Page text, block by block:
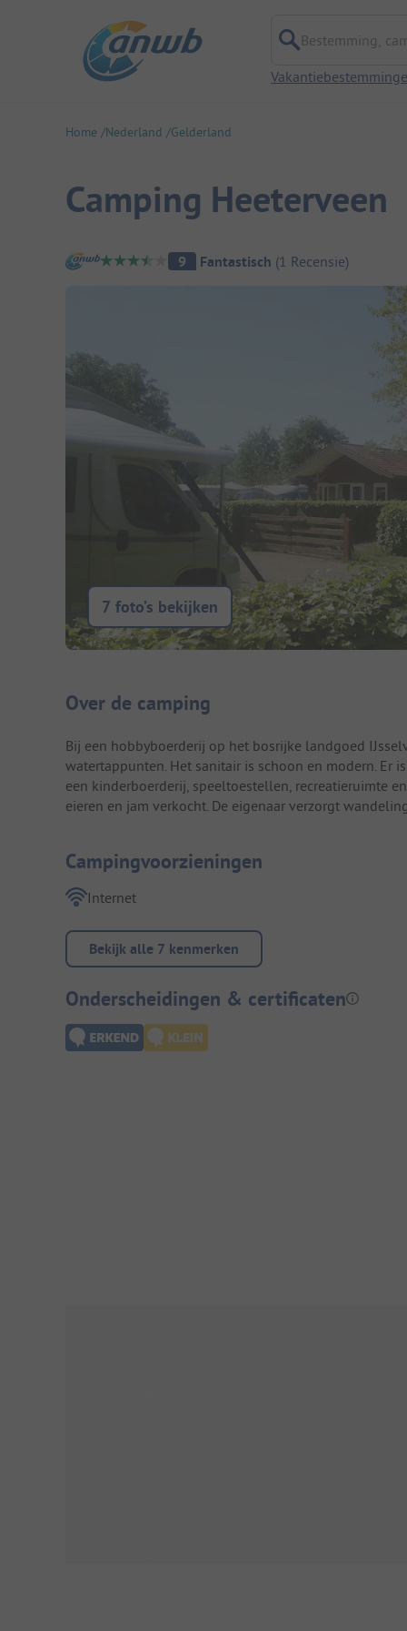
Bestemming,
Home Nederland Gelderland
Camping Heeterveen
Camping overzicht
9 Fantastisch (1 Recensie)
7 foto’s bekijken
Camping introductie
Over de camping
Bij een hobbyboerderij op het bosrijke landgoed
watertappunten. Het sanitair is schoon en modern. Er
een kinderboerderij, speeltoestellen, recreatieruimte
eieren en jam verkocht. De eigenaar verzorgt
Campingvoorzieningen
Internet
Bekijk alle 7 kenmerken
Onderscheidingen & certificaten